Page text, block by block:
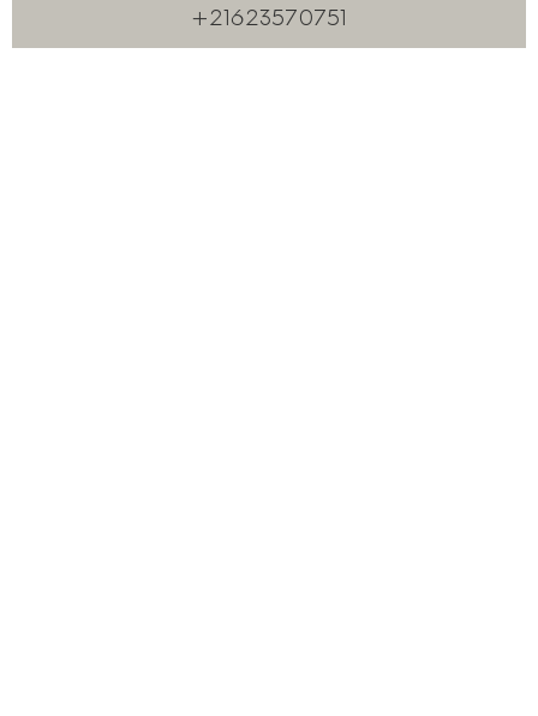
+21623570751